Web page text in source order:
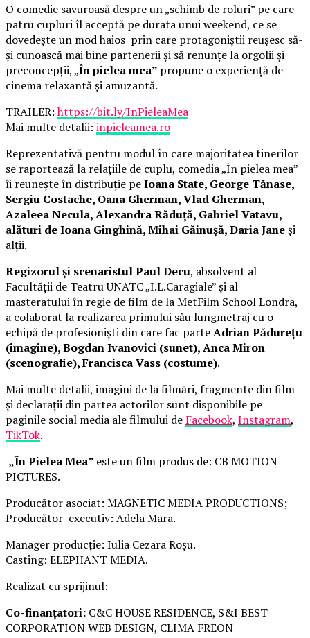
O comedie savuroasă despre un „schimb de roluri” pe care
patru cupluri îl acceptă pe durata unui weekend, ce se
dovedește un mod haios prin care protagoniștii reușesc să-
și cunoască mai bine partenerii și să renunțe la orgolii și
preconcepții, „În pielea mea” propune o experiență de
cinema relaxantă și amuzantă.
TRAILER:https://bit.ly/InPieleaMea
Mai multe detalii: inpieleamea.ro
Reprezentativă pentru modul în care majoritatea tinerilor
se raportează la relațiile de cuplu, comedia „În pielea mea”
îi reunește în distribuție peIoana State, George Tănase,
Sergiu Costache, Oana Gherman, Vlad Gherman,
Azaleea Necula, Alexandra Răduță, Gabriel Vatavu,
alături de Ioana Ginghină, Mihai Găinușă, Daria Janeși
alții.
Regizorul și scenaristul Paul Decu, absolvent al
Facultății de Teatru UNATC „I.L.Caragiale” și al
masteratului în regie de film de la MetFilm School Londra,
a colaborat la realizarea primului său lungmetraj cu o
echipă de profesioniști din care fac parteAdrian Pădurețu
(imagine), Bogdan Ivanovici (sunet), Anca Miron
(scenografie), Francisca Vass (costume).
Mai multe detalii, imagini de la filmări, fragmente din film
și declarații din partea actorilor sunt disponibile pe
paginile social media ale filmului de Facebook, Instagram,
TikTok.
„În Pielea Mea” este un film produs de: CB MOTION
PICTURES.
Producător asociat: MAGNETIC MEDIA PRODUCTIONS;
Producător executiv: Adela Mara.
Manager producție: Iulia Cezara Roșu.
Casting: ELEPHANT MEDIA.
Realizat cu sprijinul:
Co-finanțatori: C&C HOUSE RESIDENCE, S&I BEST
CORPORATION WEB DESIGN, CLIMA FREON